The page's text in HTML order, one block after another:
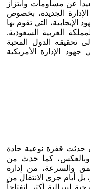
عن مساومات وابتزاز
الجديدة، بخصوص
التي تقوم بها
العربية السعودية.
الدول المحبة
الإدارة الأمريكية
حدثت قفزة نوعية حادة
وبالعكس، كما حدث من
والسرعة، من إدارة
أيام جرى الانتقال من